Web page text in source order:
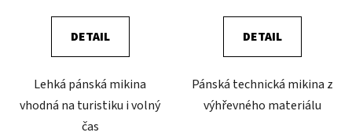
DETAIL
Lehká pánská mikina
vhodná na turistiku i volný
čas
DETAIL
Pánská technická mikina z
výhřevného materiálu